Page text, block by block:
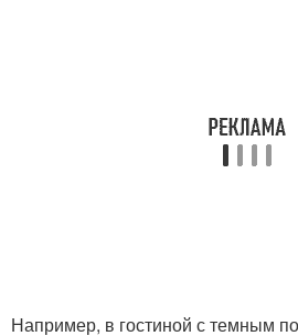
Например, в гостиной с темным